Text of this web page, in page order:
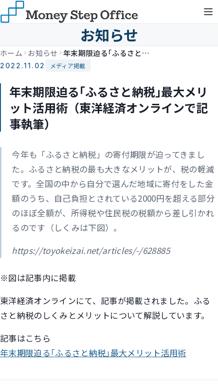
お知らせ
ホーム お知らせ 年末期限迫る｢ふるさと納税｣最大メリット活用術（東洋経済オンラインで記事執筆）
2022.11.02 メディア掲載
年末期限迫る｢ふるさと納税｣最大メリ
ット活用術（東洋経済オンラインで記
事執筆）
今年も「ふるさと納税」の寄付期限が迫ってきまし
た。ふるさと納税の最も大きなメリットが、税の軽減
です。全国の中から自分で選んだ地域に寄付をした金
額のうち、自己負担とされている2000円を超える部分
のほぼ全額が、所得税や住民税の税額から差し引かれ
るのです（しくみは下図）。
https://toyokeizai.net/articles/-/628885
※図は記事内に掲載
東洋経済オンラインにて、記事が掲載されました。ふる
さと納税のしくみとメリットについて解説しています。
記事はこちら
年末期限迫る｢ふるさと納税｣最大メリット活用術